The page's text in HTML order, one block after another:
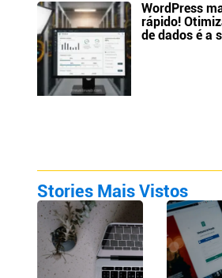
WordPress
rápido!
de dados é a
Stories Mais Vistos